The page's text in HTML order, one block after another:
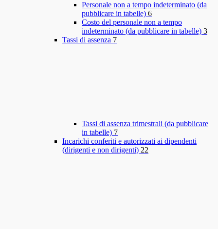
Personale non a tempo indeterminato (da
pubblicare in tabelle) 6
Costo del personale non a tempo
indeterminato (da pubblicare in tabelle) 3
Tassi di assenza 7
Tassi di assenza trimestrali (da pubblicare
in tabelle) 7
Incarichi conferiti e autorizzati ai dipendenti
(dirigenti e non dirigenti) 22